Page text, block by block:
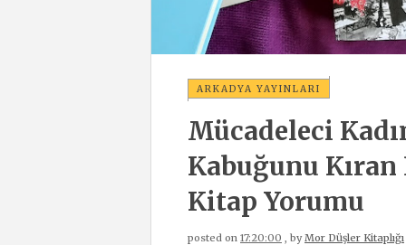
ARKADYA YAYINLARI
Mücadeleci
Kabuğunu
Kitap Yorumu
posted on 17:20:00 , byMor Düşler Kitaplığı